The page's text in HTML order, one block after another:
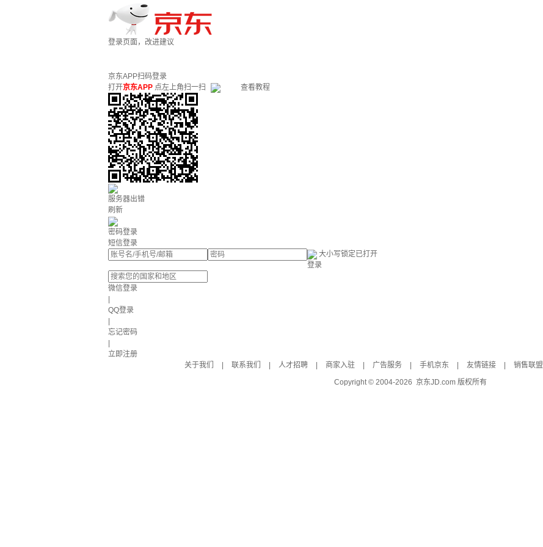
登录页面，改进建议
京东APP扫码登录
打开京东APP 点左上角扫一扫 查看教程
服务器出错
刷新
密码登录
短信登录
大小写锁定已打开
登录
微信登录
QQ登录
忘记密码
立即注册
关于我们
联系我们 人才招聘 商家入驻 广告服务 手机京东 友情链接 销售联盟
Copyright © 2004-2026 京东JD.com 版权所有